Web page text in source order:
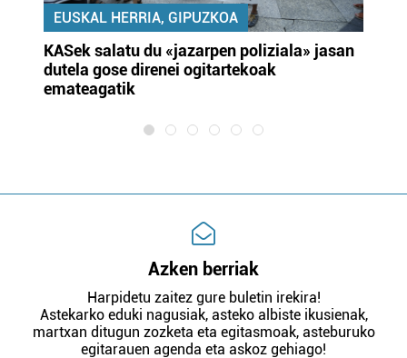
EUSKAL HERRIA, GIPUZKOA
KASek salatu du «jazarpen poliziala» jasan
dutela gose direnei ogitartekoak
emateagatik
Azken berriak
Harpidetu zaitez gure buletin irekira!
Astekarko eduki nagusiak, asteko albiste ikusienak,
martxan ditugun zozketa eta egitasmoak, asteburuko
egitarauen agenda eta askoz gehiago!